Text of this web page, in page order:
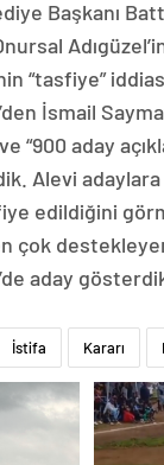
Başkanı
“tasfiye”
İsmail
“900 aday
Alevi adaylara
edildiğini
çok
aday
İstifa Kararı